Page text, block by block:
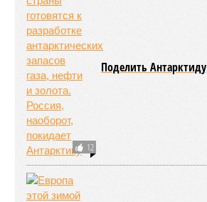
12
Поделить Антарктиду